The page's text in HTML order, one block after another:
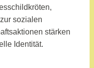
sozialen
stärken
Identität.